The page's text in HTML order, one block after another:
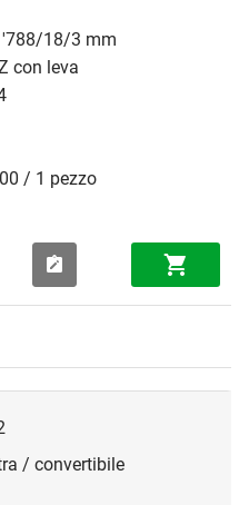
18/3 mm
con leva
/ 1 pezzo
/ convertibile